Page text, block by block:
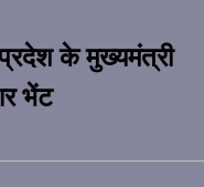
के मुख्यमंत्री
भेंट